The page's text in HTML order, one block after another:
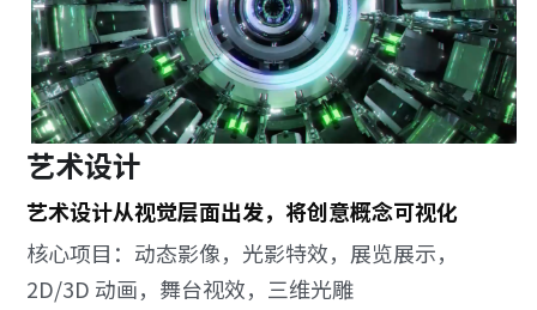
艺术设计
艺术设计从视觉层面出发，将创意概念可视化
核心项目：动态影像，光影特效，展览展示，
2D/3D 动画，舞台视效，三维光雕